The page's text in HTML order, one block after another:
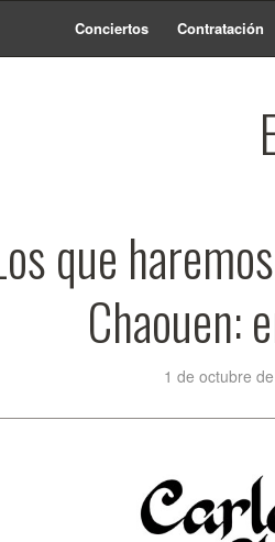
Conciertos Contratación
que
Chaouen:
1 de octubre